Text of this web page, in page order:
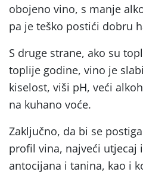
obojeno vino, s manje
pa je teško postići dobru
S druge strane, ako su
toplije godine, vino je
kiselost, viši pH, veći
na kuhano voće.
Zaključno, da bi se
profil vina, najveći utjecaj
antocijana i tanina, kao i